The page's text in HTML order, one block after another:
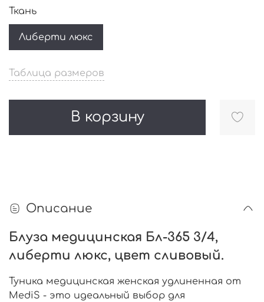
Таблица размеров
В корзину
Ткань
Либерти люкс
Описание
Блуза медицинская Бл-365 3/4,
либерти люкс, цвет сливовый.
Туника медицинская женская удлиненная от
MediS - это идеальный выбор для